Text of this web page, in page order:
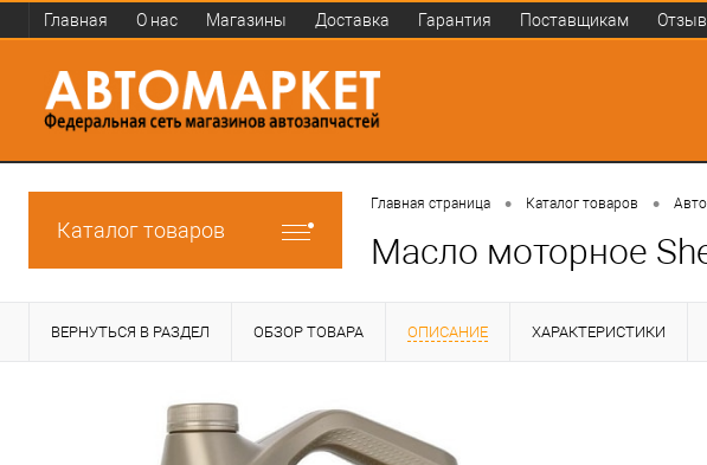
Главная О нас Магазины Доставка Гарантия Поставщикам
Каталог товаров
Главная страница • Каталог товаров •
Масло моторное
ВЕРНУТЬСЯ В РАЗДЕЛ ОБЗОР ТОВАРА ОПИСАНИЕ ХАРАКТЕРИСТИКИ